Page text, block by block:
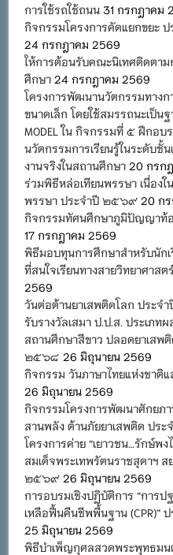
การใช้รถใช้ถนน 31 กรกฎาคม
กิจกรรมโครงการคัดแยกขยะ
24 กรกฎาคม 2569
ให้การต้อนรับคณะนิเทศติดตา
ศึกษา 24 กรกฎาคม 2569
โครงการพัฒนานวัตกรรมทางก
ขนาดเล็ก โดยใช้สมรรถนะเป็น
MODEL ใน กิจกรรมที่ ๕ ฝึกอ
นวัตกรรมการเรียนรู้ในระดับชั้
งานจริงในสถานศึกษา 20 กรก
ร่วมพิธีหล่อเทียนพรรษา เนื่อง
พรรษา ประจำปี ๒๕๖๙ 20 ก
กิจกรรมทัศนศึกษาภูมิปัญญาท้
17 กรกฎาคม 2569
พิธีมอบทุนการศึกษาสำหรับนัก
ที่สนใจเรียนทางสายวิทยาศา
2569
วันต่อต้านยาเสพติดโลก ประ
รับรางวัลเสมา ป.ป.ส. ประเภท
สถานศึกษาสีขาว ปลอดยาเสพ
๒๕๖๘ 26 มิถุนายน 2569
กิจกรรม วันภาษาไทยแห่งชา
26 มิถุนายน 2569
กิจกรรมโครงการพัฒนาศักยภ
สานพลัง ต้านภัยยาเสพติด ปร
โครงการค่าย “เยาวชน…รักษ์พ
สมเด็จพระเทพรัตนราชสุดาฯ ส
๒๕๖๙ 26 มิถุนายน 2569
การอบรมเชิงปฏิบัติการ “การ
เหลือฟื้นคืนชีพพื้นฐาน
25 มิถุนายน 2569
พิธีบำเพ็ญกุศลสวดพระพุทธมน